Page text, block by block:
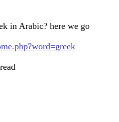
in Arabic? here we go